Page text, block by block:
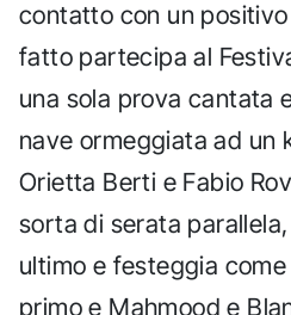
contatto con un
fatto partecipa al
una sola prova cantata
nave ormeggiata ad un
Orietta Berti e Fabio
sorta di serata parallela,
ultimo e festeggia
primo e Mahmood e